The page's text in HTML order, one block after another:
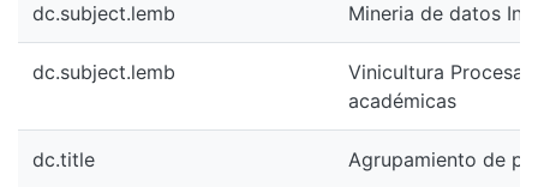
dc.subject.lemb Mineria de datos
dc.subject.lemb
Vinicultura
académicas
dc.title Agrupamiento de